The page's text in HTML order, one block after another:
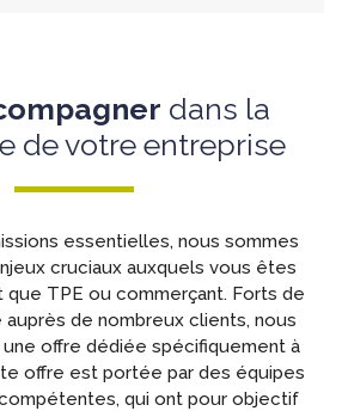
dans la
de votre entreprise
essentielles, nous sommes
cruciaux auxquels vous êtes
TPE ou commerçant. Forts de
de nombreux clients, nous
offre dédiée spécifiquement à
offre est portée par des équipes
qui ont pour objectif